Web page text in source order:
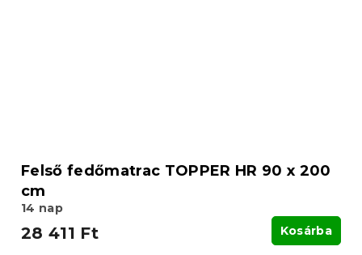
Felső fedőmatrac TOPPER HR 90 x 200
cm
14 nap
28 411 Ft Kosárba